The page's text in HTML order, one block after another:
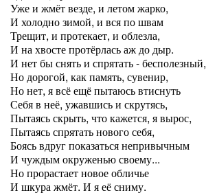
Уже и жмёт везде, и летом жарко,
И холодно зимой, и вся по швам
Трещит, и протекает, и облезла,
И на хвосте протёрлась аж до дыр.
И нет бы снять и спрятать - бесполезный,
Но дорогой, как память, сувенир,
Но нет, я всё ещё пытаюсь втиснуть
Себя в неё, ужавшись и скрутясь,
Пытаясь скрыть, что кажется, я вырос,
Пытаясь спрятать нового себя,
Боясь вдруг показаться непривычным
И чуждым окруженью своему...
Но прорастает новое обличье
И шкура жмёт. И я её сниму.